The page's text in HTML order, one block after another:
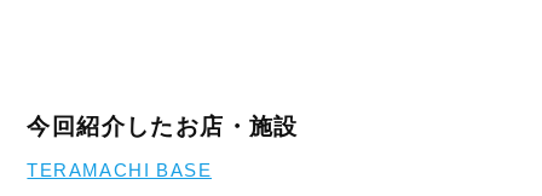
今回紹介したお店・施設
TERAMACHI BASE